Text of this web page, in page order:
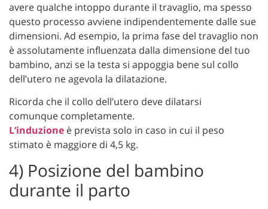
avere qualche intoppo durante il travaglio, ma spesso
questo processo avviene indipendentemente dalle sue
dimensioni. Ad esempio, la prima fase del travaglio non
è assolutamente influenzata dalla dimensione del tuo
bambino, anzi se la testa si appoggia bene sul collo
dell’utero ne agevola la dilatazione.
Ricorda che il collo dell’utero deve dilatarsi
comunque completamente.
L’induzione è prevista solo in caso in cui il peso
stimato è maggiore di 4,5 kg.
4) Posizione del bambino
durante il parto